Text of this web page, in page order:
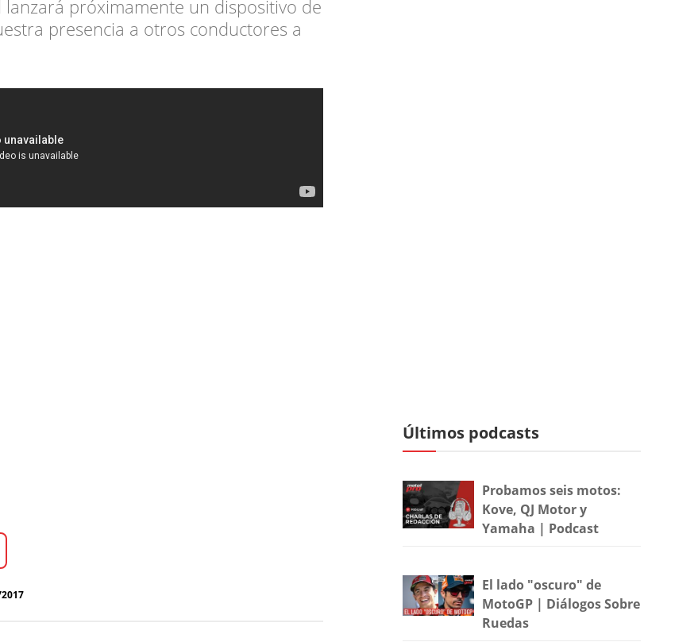
próximamente un dispositivo de
presencia a otros conductores a
Últimos podcasts
Probamos seis motos:
Kove, QJ Motor y
Yamaha | Podcast
El lado "oscuro" de
MotoGP | Diálogos Sobre
Ruedas